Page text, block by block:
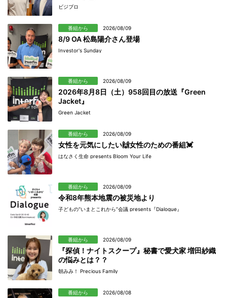
ビジプロ
番組から 2026/08/09
8/9 OA 松島陽介さん登場
Investor's Sunday
番組から 2026/08/09
2026年8月8日（土）958回目の放送『Green
Jacket』
Green Jacket
番組から 2026/08/09
女性を元気にしたい🙌女性のための番組💓
はなさく生命 presents Bloom Your Life
番組から 2026/08/09
令和8年熊本地震の被災地より
子どもの“いまとこれから”会議 presents『Dialogue』
番組から 2026/08/09
『探偵！ナイトスクープ』秘書で愛犬家 増田紗織
の悩みとは？？
朝みみ！ Precious Family
番組から 2026/08/08